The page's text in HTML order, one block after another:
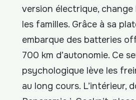
version électrique,
les familles. Grâce à sa
embarque des batteries
700 km d’autonomie. Ce
psychologique lève les
au long cours. L’intérieur,